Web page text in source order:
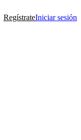
RegístrateIniciar sesión